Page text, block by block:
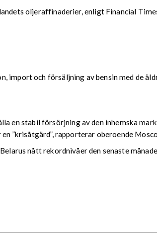
oljeraffinaderier, enligt Financial
och försäljning av bensin med de
stabil försörjning av den inhemska
”krisåtgärd”, rapporterar oberoende
nått rekordnivåer den senaste